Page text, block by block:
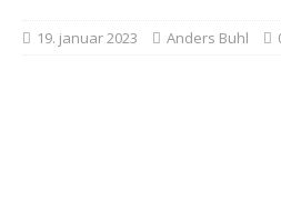
19. januar 2023 Anders Buhl